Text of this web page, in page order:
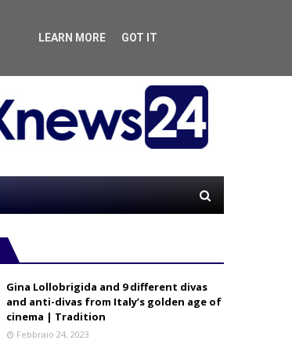
Gina Lollobrigida and 9 different divas
and anti-divas from Italy’s golden age of
cinema | Tradition
Febbraio 24, 2023
LEARN MORE GOT IT